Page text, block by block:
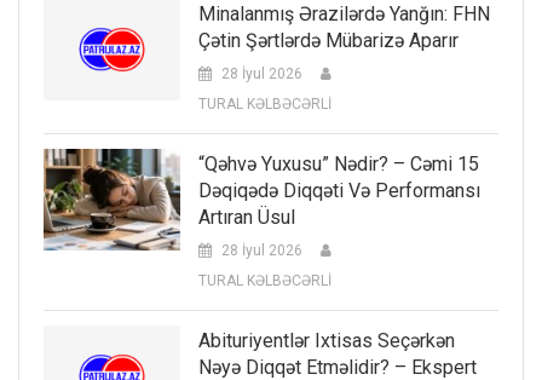
Minalanmış Ərazilərdə Yanğın: FHN
Çətin Şərtlərdə Mübarizə Aparır
28 İyul 2026
TURAL KƏLBƏCƏRLİ
“Qəhvə Yuxusu” Nədir? – Cəmi 15
Dəqiqədə Diqqəti Və Performansı
Artıran Üsul
28 İyul 2026
TURAL KƏLBƏCƏRLİ
Abituriyentlər Ixtisas Seçərkən
Nəyə Diqqət Etməlidir? – Ekspert